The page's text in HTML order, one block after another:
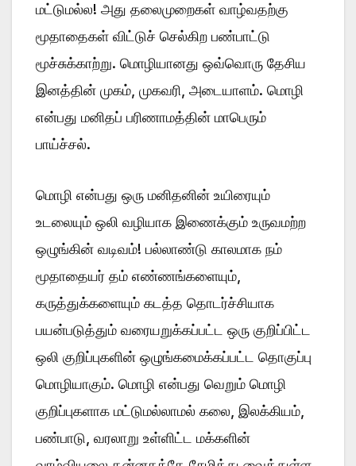
மட்டுமல்ல! அது தலைமுறைகள் வாழ்வதற்கு
மூதாதைகள் விட்டுச் செல்கிற பண்பாட்டு
மூச்சுக்காற்று. மொழியானது ஒவ்வொரு தேசிய
இனத்தின் முகம், முகவரி, அடையாளம். மொழி
என்பது மனிதப் பரிணாமத்தின் மாபெரும்
பாய்ச்சல்.
மொழி என்பது ஒரு மனிதனின் உயிரையும்
உடலையும் ஒலி வழியாக இணைக்கும் உருவமற்ற
ஒழுங்கின் வடிவம்! பல்லாண்டு காலமாக நம்
மூதாதையர் தம் எண்ணங்களையும்,
கருத்துக்களையும் கடத்த தொடர்ச்சியாக
பயன்படுத்தும் வரையறுக்கப்பட்ட ஒரு குறிப்பிட்ட
ஒலி குறிப்புகளின் ஒழுங்கமைக்கப்பட்ட தொகுப்பு
மொழியாகும். மொழி என்பது வெறும் மொழி
குறிப்புகளாக மட்டுமல்லாமல் கலை, இலக்கியம்,
பண்பாடு, வரலாறு உள்ளிட்ட மக்களின்